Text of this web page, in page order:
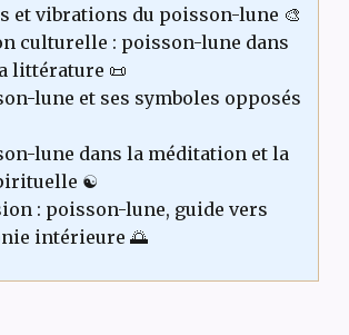
et vibrations du poisson-lune 🎨
culturelle : poisson-lune dans
littérature 📜
lune et ses symboles opposés
lune dans la méditation et la
☯️
: poisson-lune, guide vers
intérieure 🌅